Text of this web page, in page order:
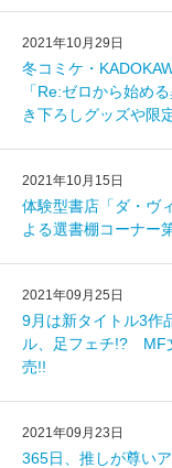
2021年10月29日
冬コミケ・
「Re:ゼロから始め
き下ろしグッズや限
2021年10月15日
体験型書店「ダ・ヴ
よる選書棚コーナー
2021年09月25日
9月は新タイトル3
ル、足フェチ!? MF
売!!
2021年09月23日
365日、推しが尊い